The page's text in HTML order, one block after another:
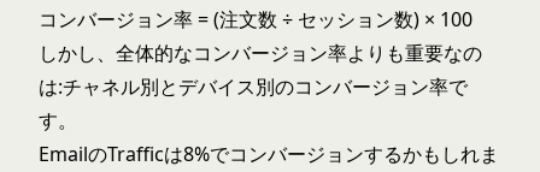
コンバージョン率 = (注文数 ÷ セッション数) × 100
しかし、全体的なコンバージョン率よりも重要なの
は:チャネル別とデバイス別のコンバージョン率で
す。
EmailのTrafficは8%でコンバージョンするかもしれま